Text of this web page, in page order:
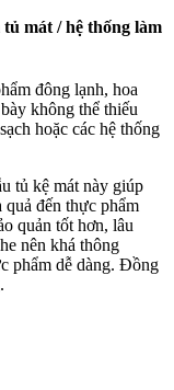
mát / hệ thống làm
đông lạnh, hoa
không thể thiếu
hoặc các hệ thống
tủ kệ mát này giúp
đến thực phẩm
quản tốt hơn, lâu
nên khá thông
phẩm dễ dàng. Đồng